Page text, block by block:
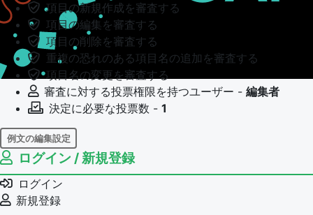
項目の新規作成を審査する
項目の編集を審査する
項目の削除を審査する
重複の恐れのある項目名の追加を審査する
項目名の変更を審査する
審査に対する投票権限を持つユーザー - 編集者
決定に必要な投票数 - 1
例文の編集設定
例文の編集権限を持つユーザー -
例文の編集を審査する
例文の削除を審査する
審査に対する投票権限を持つユーザー -
ログイン / 新規登録
ログイン
新規登録